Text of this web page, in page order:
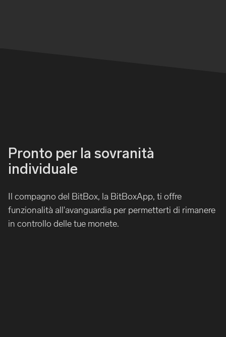
Pronto per la sovranità
individuale
Il compagno del BitBox, la BitBoxApp, ti offre
funzionalità all'avanguardia per permetterti di rimanere
in controllo delle tue monete.